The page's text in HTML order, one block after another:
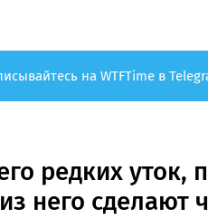
на WTFTime в
редких уток,
него сделают